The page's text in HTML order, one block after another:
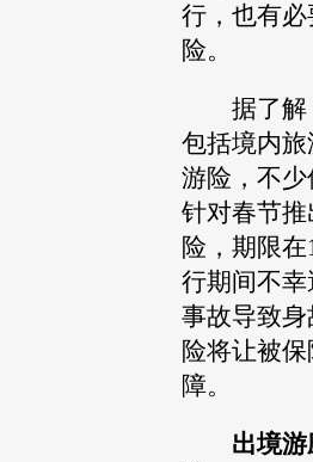
行，也有
险。
据了解
包括境内
游险，不
针对春节
险，期限
行期间不
事故导致
险将让被
障。
出境游